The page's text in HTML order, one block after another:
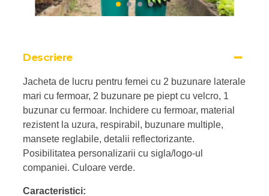
Descriere
Jacheta de lucru pentru femei cu 2 buzunare laterale
mari cu fermoar, 2 buzunare pe piept cu velcro, 1
buzunar cu fermoar. Inchidere cu fermoar, material
rezistent la uzura, respirabil, buzunare multiple,
mansete reglabile, detalii reflectorizante.
Posibilitatea personalizarii cu sigla/logo-ul
companiei. Culoare verde.
Caracteristici: